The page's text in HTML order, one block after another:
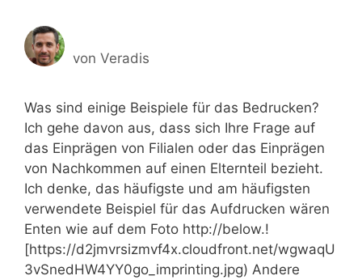
von Veradis
Was sind einige Beispiele für das Bedrucken?
Ich gehe davon aus, dass sich Ihre Frage auf
das Einprägen von Filialen oder das Einprägen
von Nachkommen auf einen Elternteil bezieht.
Ich denke, das häufigste und am häufigsten
verwendete Beispiel für das Aufdrucken wären
Enten wie auf dem Foto http://below.!
[https://d2jmvrsizmvf4x.cloudfront.net/wgwaqU
3vSnedHW4YY0go_imprinting.jpg) Andere